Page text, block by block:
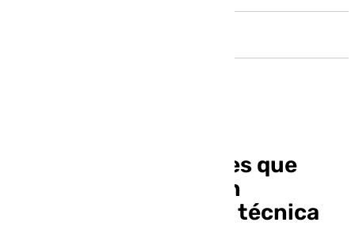
Detenidas dos mujeres que
intentaban robar a un
septuagenario con la técnica